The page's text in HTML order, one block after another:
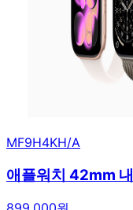
MF9H4KH/A
애플워치 42mm